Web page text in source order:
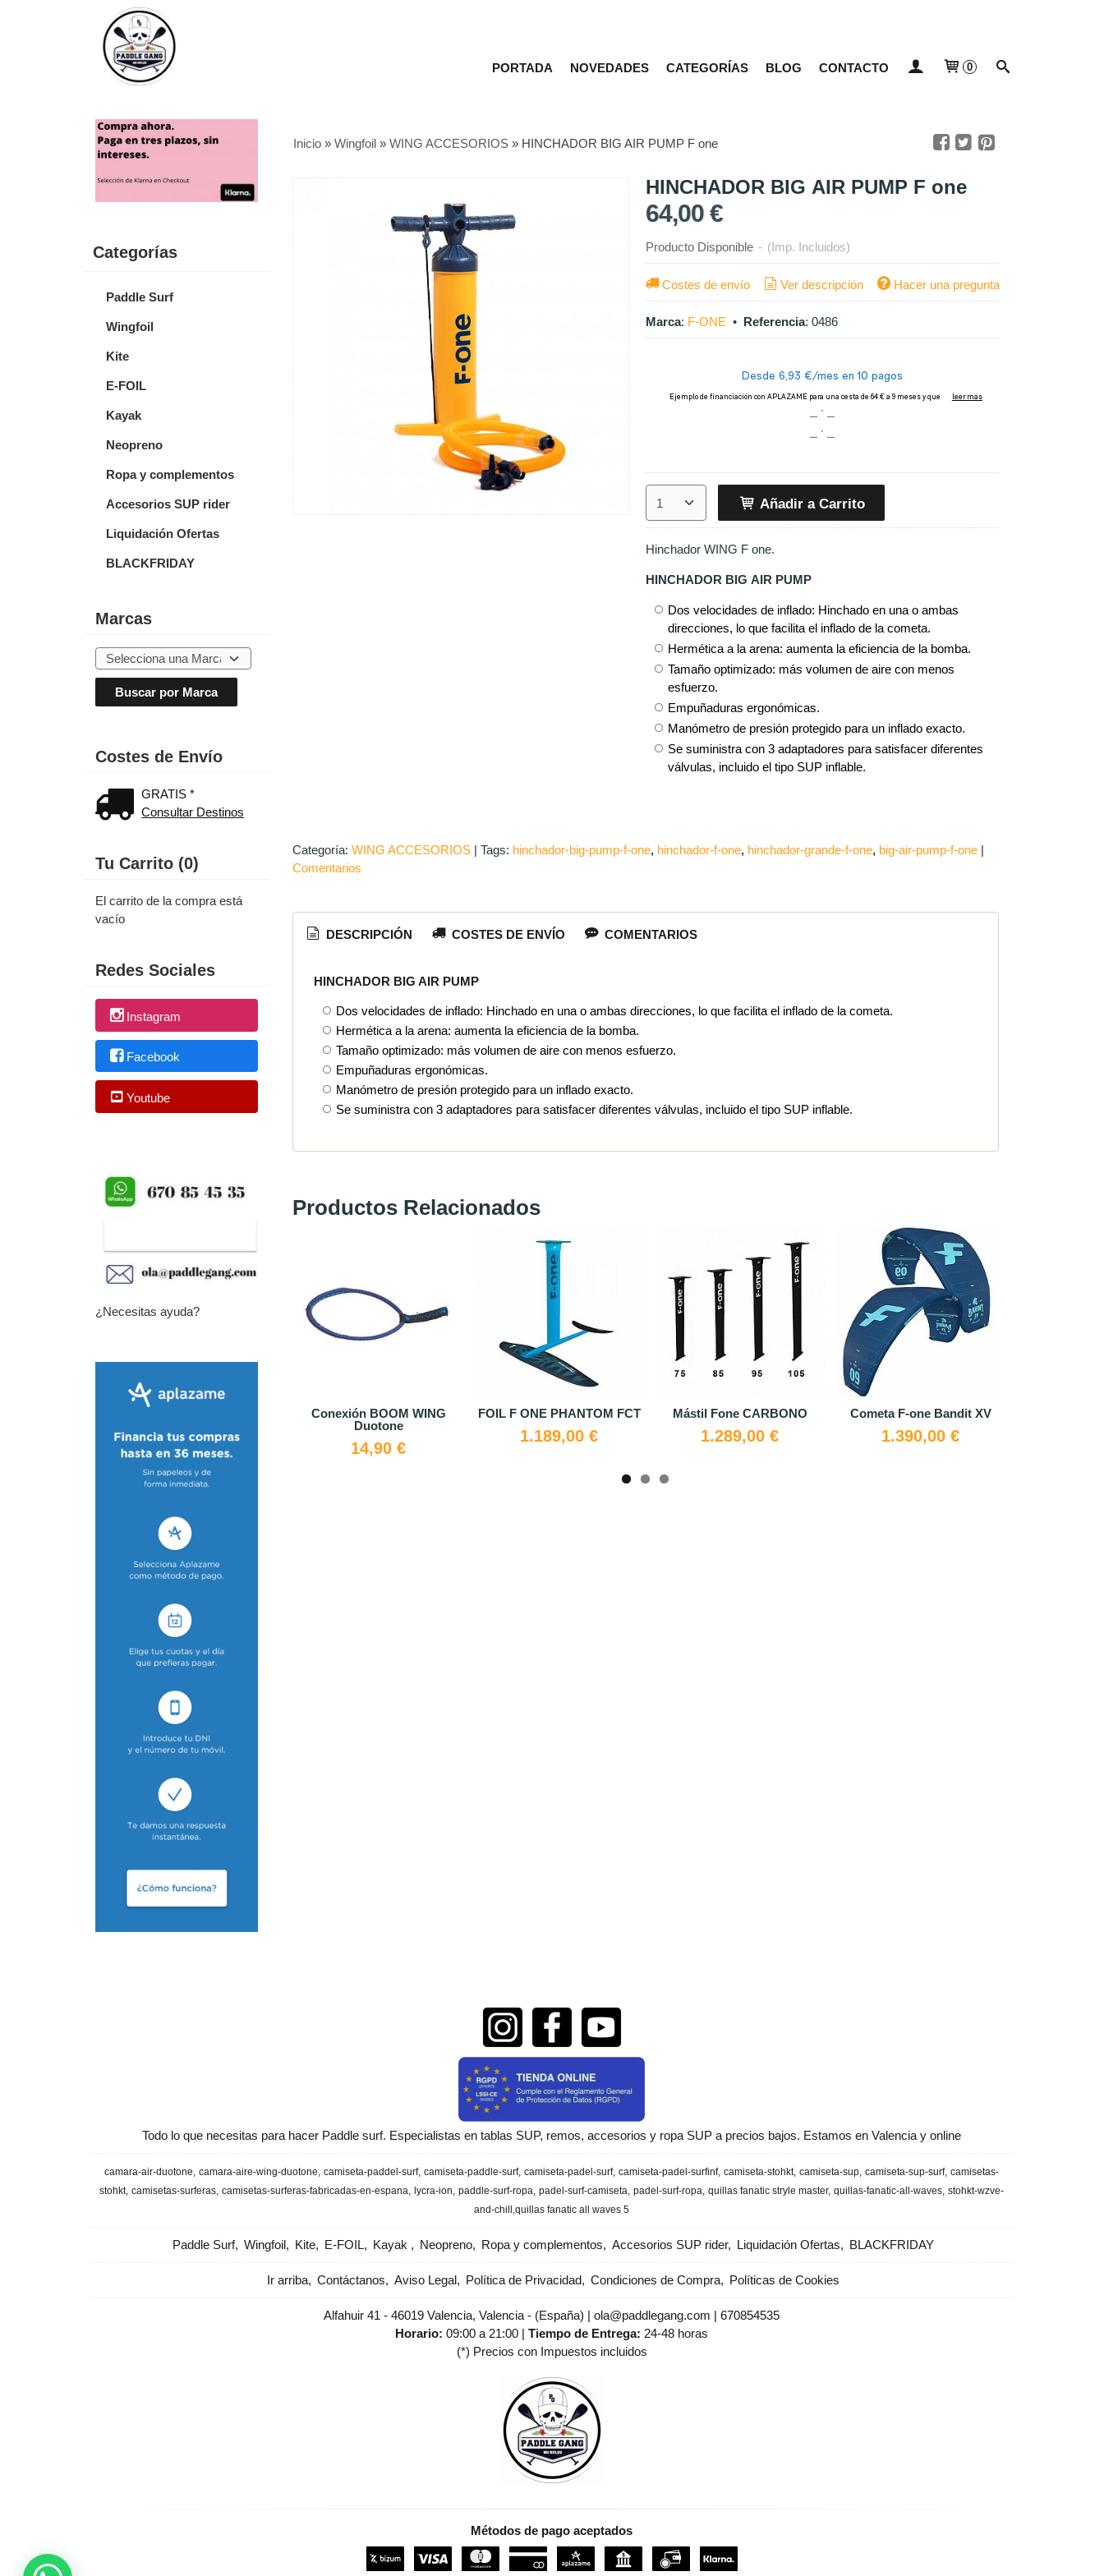
PORTADA NOVEDADES CATEGORÍAS BLOG CONTACTO 0
Categorías
Paddle Surf
Wingfoil
Kite
E-FOIL
Kayak
Neopreno
Ropa y complementos
Accesorios SUP rider
Liquidación Ofertas
BLACKFRIDAY
Marcas
Costes de Envío
GRATIS *
Consultar Destinos
Tu Carrito (0)
El carrito de la compra está
vacío
Redes Sociales
Instagram
Facebook
Youtube
¿Necesitas ayuda?
Inicio» Wingfoil» WING ACCESORIOS» HINCHADOR BIG AIR PUMP F one
HINCHADOR BIG AIR PUMP F one
64,00 €
Producto Disponible - (Imp. Incluidos)
Costes de envío Ver descripción Hacer una pregunta
Marca: F-ONE • Referencia: 0486
Añadir a Carrito
Hinchador WING F one.
HINCHADOR BIG AIR PUMP
Dos velocidades de inflado: Hinchado en una o ambas
direcciones, lo que facilita el inflado de la cometa.
Hermética a la arena: aumenta la eficiencia de la bomba.
Tamaño optimizado: más volumen de aire con menos
esfuerzo.
Empuñaduras ergonómicas.
Manómetro de presión protegido para un inflado exacto.
Se suministra con 3 adaptadores para satisfacer diferentes
válvulas, incluido el tipo SUP inflable.
Categoría: WING ACCESORIOS| Tags: hinchador-big-pump-f-one hinchador-f-one hinchador-grande-f-one big-air-pump-f-one |
Comentarios
DESCRIPCIÓN COSTES DE ENVÍO COMENTARIOS
HINCHADOR BIG AIR PUMP
Dos velocidades de inflado: Hinchado en una o ambas direcciones, lo que facilita el inflado de la cometa.
Hermética a la arena: aumenta la eficiencia de la bomba.
Tamaño optimizado: más volumen de aire con menos esfuerzo.
Empuñaduras ergonómicas.
Manómetro de presión protegido para un inflado exacto.
Se suministra con 3 adaptadores para satisfacer diferentes válvulas, incluido el tipo SUP inflable.
Productos Relacionados
Conexión BOOM WING
Duotone
14,90 €
FOIL F ONE PHANTOM FCT
1.189,00 €
Mástil Fone CARBONO
1.289,00 €
Cometa F-one Bandit XV
1.390,00 €
Todo lo que necesitas para hacer Paddle surf. Especialistas en tablas SUP, remos, accesorios y ropa SUP a precios bajos. Estamos en Valencia y online
camara-air-duotone camara-aire-wing-duotone camiseta-paddel-surf camiseta-paddle-surf camiseta-padel-surf camiseta-padel-surfinf camiseta-stohkt camiseta-sup camiseta-sup-surf camisetas-
stohkt camisetas-surferas camisetas-surferas-fabricadas-en-espana lycra-ion paddle-surf-ropa padel-surf-camiseta padel-surf-ropa quillas fanatic stryle master quillas-fanatic-all-waves stohkt-wzve-
and-chill
​quillas fanatic all waves 5
Paddle Surf Wingfoil Kite E-FOIL Kayak Neopreno Ropa y complementos Accesorios SUP rider Liquidación Ofertas BLACKFRIDAY
Ir arriba Contáctanos Aviso Legal Política de Privacidad Condiciones de Compra Políticas de Cookies
Alfahuir 41 - 46019 Valencia, Valencia - (España) | ola@paddlegang.com |670854535
Horario:09:00 a 21:00 |Tiempo de Entrega: 24-48 horas
(*) Precios con Impuestos incluidos
Métodos de pago aceptados